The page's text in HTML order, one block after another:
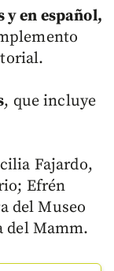
y en español,
, que incluye
Fajardo,
Efrén
del Museo
del Mamm.